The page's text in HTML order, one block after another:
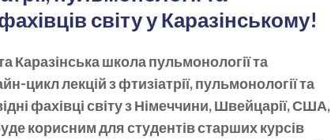
світу у Каразінському!
Каразінська школа пульмонології та
цикл лекцій з фтизіатрії, пульмонології та
фахівці світу з Німеччини, Швейцарії, США,
корисним для студентів старших курсів